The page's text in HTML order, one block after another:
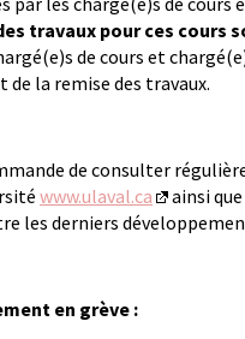
travaux pour ces cours
de cours et
la remise des travaux.
de consulter
www.ulaval.ca ainsi que
les derniers
en grève :